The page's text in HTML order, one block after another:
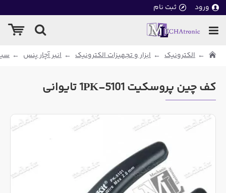
ورود ثبت نام
الکترونیک ابزار و تجهیزات الکترونیک انبر آچار پنس
کف چین پروسکیت 1PK-5101 تایوانی